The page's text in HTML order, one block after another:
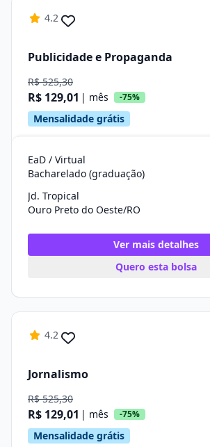
4.2
Publicidade e Propaganda
R$ 525,30
R$ 129,01 | mês -75%
Mensalidade grátis
EaD / Virtual
Bacharelado (graduação)
Jd. Tropical
Ouro Preto do Oeste/RO
Ver mais detalhes
Quero esta bolsa
4.2
Jornalismo
R$ 525,30
R$ 129,01 | mês -75%
Mensalidade grátis